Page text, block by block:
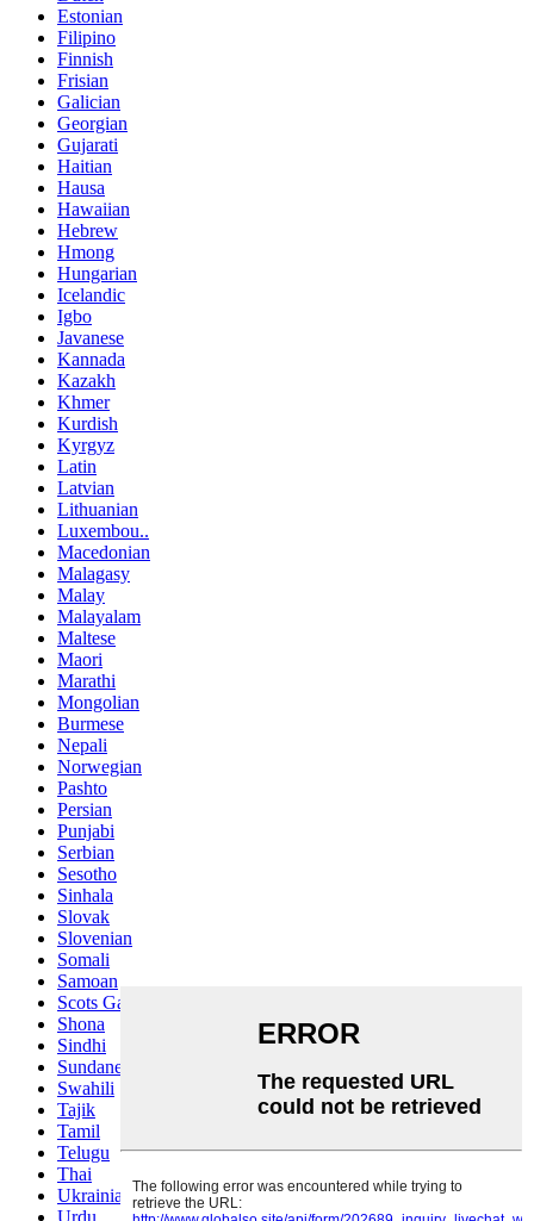
Estonian
Filipino
Finnish
Frisian
Galician
Georgian
Gujarati
Haitian
Hausa
Hawaiian
Hebrew
Hmong
Hungarian
Icelandic
Igbo
Javanese
Kannada
Kazakh
Khmer
Kurdish
Kyrgyz
Latin
Latvian
Lithuanian
Luxembou..
Macedonian
Malagasy
Malay
Malayalam
Maltese
Maori
Marathi
Mongolian
Burmese
Nepali
Norwegian
Pashto
Persian
Punjabi
Serbian
Sesotho
Sinhala
Slovak
Slovenian
Somali
Samoan
Scots Gaelic
Shona
Sindhi
Sundanese
Swahili
Tajik
Tamil
Telugu
Thai
Ukrainian
Urdu